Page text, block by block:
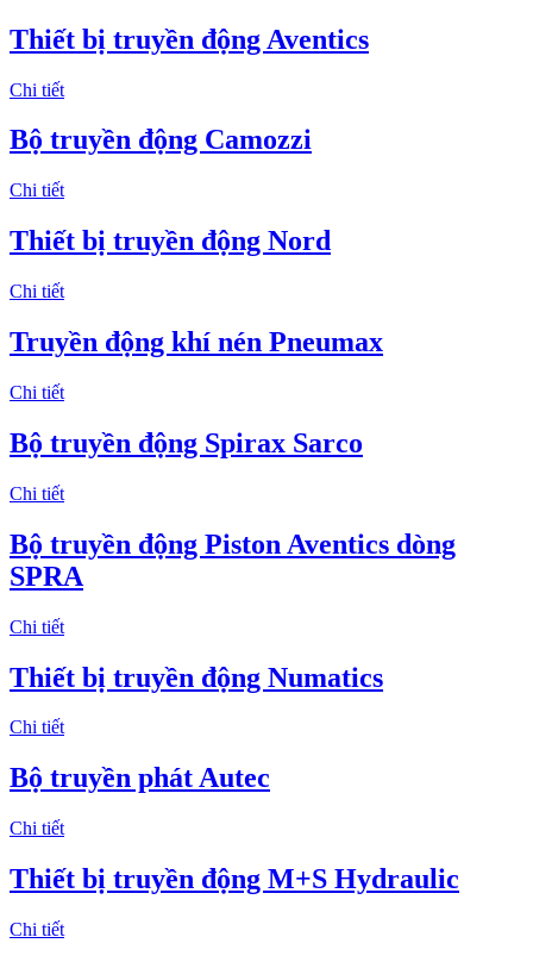
Thiết bị truyền động Aventics
Chi tiết
Bộ truyền động Camozzi
Chi tiết
Thiết bị truyền động Nord
Chi tiết
Truyền động khí nén Pneumax
Chi tiết
Bộ truyền động Spirax Sarco
Chi tiết
Bộ truyền động Piston Aventics dòng
SPRA
Chi tiết
Thiết bị truyền động Numatics
Chi tiết
Bộ truyền phát Autec
Chi tiết
Thiết bị truyền động M+S Hydraulic
Chi tiết